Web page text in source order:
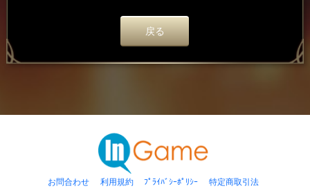
戻る
お問合わせ 利用規約 ﾌﾟﾗｲﾊﾞｼｰﾎﾟﾘｼｰ 特定商取引法